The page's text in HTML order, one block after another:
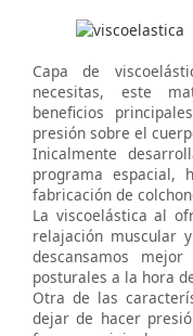
Capa de
necesitas, este
beneficios
presión sobre el
Inicalmente
programa
fabricación de
La viscoelástica al
relajación muscular
descansamos
posturales a la hora
Otra de las
dejar de hacer